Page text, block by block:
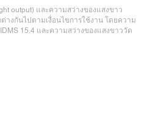
output) และความสว่างของแสงขาว
างกันไปตามเงื่อนไขการใช้งาน โดยความ
15.4 และความสว่างของแสงขาววัด